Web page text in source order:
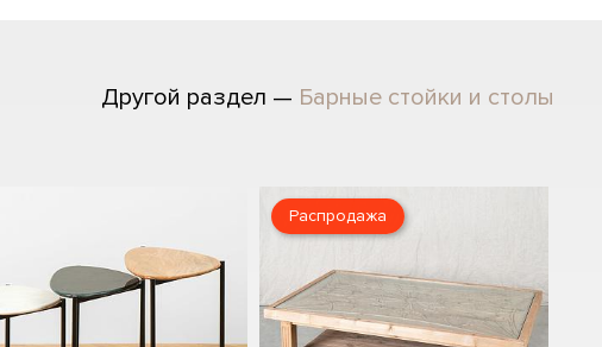
Другой раздел — Барные стойки и столы
Распродажа